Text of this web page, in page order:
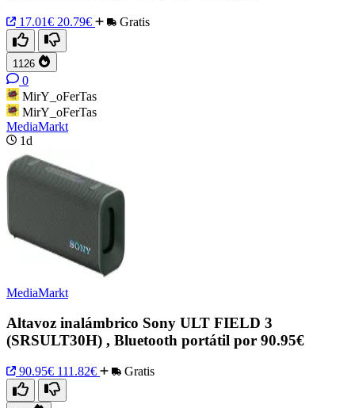
17.01€ 20.79€ Gratis
1126
0
MirY_oFerTas
MirY_oFerTas
MediaMarkt
1d
MediaMarkt
Altavoz inalámbrico Sony ULT FIELD 3
(SRSULT30H) , Bluetooth portátil por 90.95€
90.95€ 111.82€ Gratis